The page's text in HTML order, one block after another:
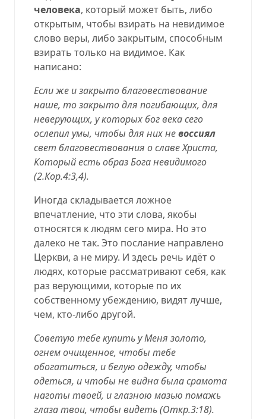
человека, который может быть, либо
открытым, чтобы взирать на невидимое
слово веры, либо закрытым, способным
взирать только на видимое. Как
написано:
Если же и закрыто благовествование
наше, то закрыто для погибающих, для
неверующих, у которых бог века сего
ослепил умы, чтобы для них невоссиял
свет благовествования о славе Христа,
Который есть образ Бога невидимого
(2.Кор.4:3,4).
Иногда складывается ложное
впечатление, что эти слова, якобы
относятся к людям сего мира. Но это
далеко не так. Это послание направлено
Церкви, а не миру. И здесь речь идёт о
людях, которые рассматривают себя, как
раз верующими, которые по их
собственному убеждению, видят лучше,
чем, кто-либо другой.
Советую тебе купить у Меня золото,
огнем очищенное, чтобы тебе
обогатиться, и белую одежду, чтобы
одеться, и чтобы не видна была срамота
наготы твоей, и глазною мазью помажь
глаза твои, чтобы видеть (Откр.3:18).